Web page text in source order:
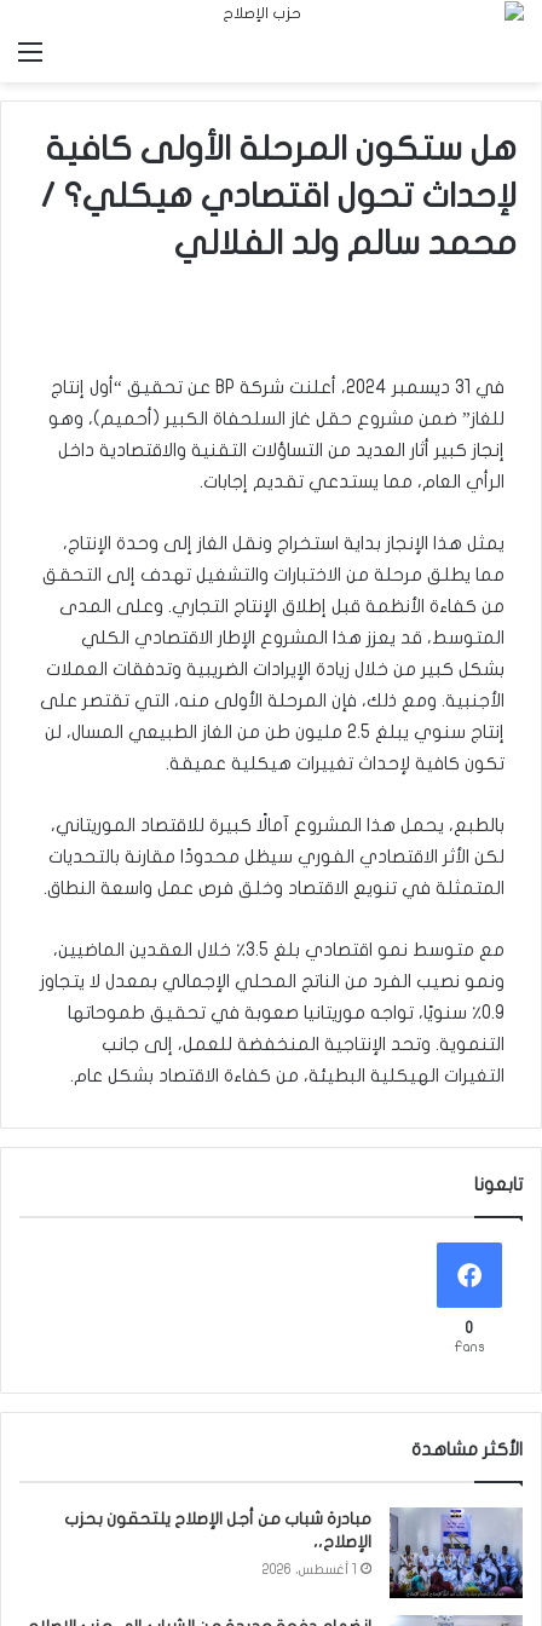
هل ستكون المرحلة الأولى كافية
لإحداث تحول اقتصادي هيكلي؟ /
محمد سالم ولد الفلالي
في 31 ديسمبر 2024، أعلنت شركة BP عن تحقيق “أول إنتاج
للغاز” ضمن مشروع حقل غاز السلحفاة الكبير (أحميم)، وهو
إنجاز كبير أثار العديد من التساؤلات التقنية والاقتصادية داخل
الرأي العام، مما يستدعي تقديم إجابات.
يمثل هذا الإنجاز بداية استخراج ونقل الغاز إلى وحدة الإنتاج،
مما يطلق مرحلة من الاختبارات والتشغيل تهدف إلى التحقق
من كفاءة الأنظمة قبل إطلاق الإنتاج التجاري. وعلى المدى
المتوسط، قد يعزز هذا المشروع الإطار الاقتصادي الكلي
بشكل كبير من خلال زيادة الإيرادات الضريبية وتدفقات العملات
الأجنبية. ومع ذلك، فإن المرحلة الأولى منه، التي تقتصر على
إنتاج سنوي يبلغ 2.5 مليون طن من الغاز الطبيعي المسال، لن
تكون كافية لإحداث تغييرات هيكلية عميقة.
بالطبع، يحمل هذا المشروع آمالًا كبيرة للاقتصاد الموريتاني،
لكن الأثر الاقتصادي الفوري سيظل محدودًا مقارنة بالتحديات
المتمثلة في تنويع الاقتصاد وخلق فرص عمل واسعة النطاق.
مع متوسط نمو اقتصادي بلغ 3.5٪ خلال العقدين الماضيين،
ونمو نصيب الفرد من الناتج المحلي الإجمالي بمعدل لا يتجاوز
0.9٪ سنويًا، تواجه موريتانيا صعوبة في تحقيق طموحاتها
التنموية. وتحد الإنتاجية المنخفضة للعمل، إلى جانب
التغيرات الهيكلية البطيئة، من كفاءة الاقتصاد بشكل عام.
تابعونا
0
Fans
الأكثر مشاهدة
مبادرة شباب من أجل الإصلاح يلتحقون بحزب
الإصلاح،،